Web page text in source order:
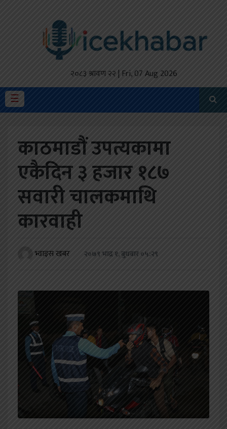
२०८३ श्रावण २२ | Fri, 07 Aug 2026
☰
मैथिली
प्रदेश
राजनीति
काठमाडौं उपत्यकामा
एकैदिन ३ हजार १८७
सवारी चालकमाथि
कारवाही
भ्वाइस खबर २०७९ भाद्र १, बुधबार ०५:२९